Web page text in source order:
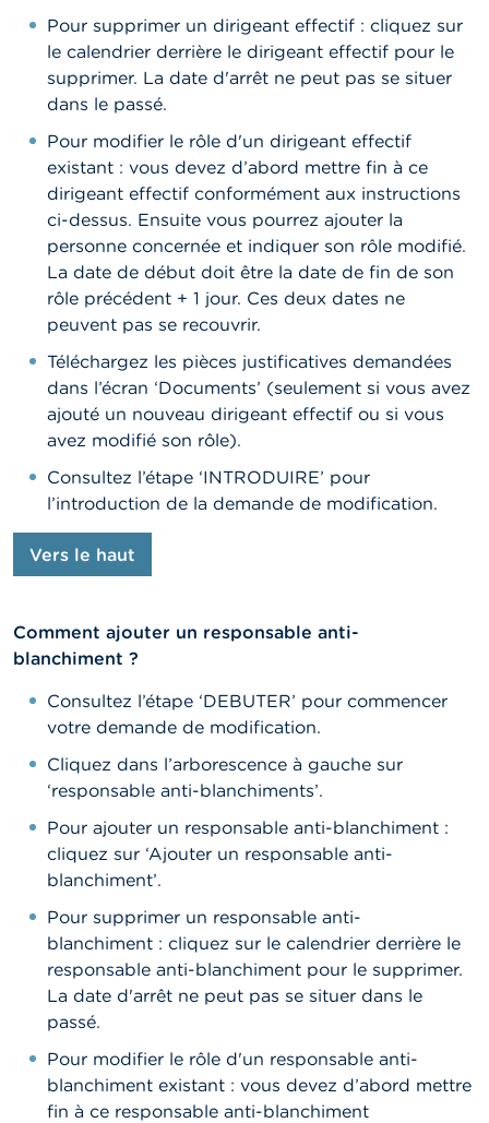
Pour supprimer un dirigeant effectif : cliquez sur
le calendrier derrière le dirigeant effectif pour le
supprimer. La date d'arrêt ne peut pas se situer
dans le passé.
Pour modifier le rôle d'un dirigeant effectif
existant : vous devez d’abord mettre fin à ce
dirigeant effectif conformément aux instructions
ci-dessus. Ensuite vous pourrez ajouter la
personne concernée et indiquer son rôle modifié.
La date de début doit être la date de fin de son
rôle précédent + 1 jour. Ces deux dates ne
peuvent pas se recouvrir.
Téléchargez les pièces justificatives demandées
dans l’écran ‘Documents’ (seulement si vous avez
ajouté un nouveau dirigeant effectif ou si vous
avez modifié son rôle).
Consultez l’étape ‘INTRODUIRE’ pour
l’introduction de la demande de modification.
Vers le haut
Comment ajouter un responsable anti-
blanchiment ?
Consultez l’étape ‘DEBUTER’ pour commencer
votre demande de modification.
Cliquez dans l’arborescence à gauche sur
‘responsable anti-blanchiments’.
Pour ajouter un responsable anti-blanchiment :
cliquez sur ‘Ajouter un responsable anti-
blanchiment’.
Pour supprimer un responsable anti-
blanchiment : cliquez sur le calendrier derrière le
responsable anti-blanchiment pour le supprimer.
La date d'arrêt ne peut pas se situer dans le
passé.
Pour modifier le rôle d'un responsable anti-
blanchiment existant : vous devez d’abord mettre
fin à ce responsable anti-blanchiment